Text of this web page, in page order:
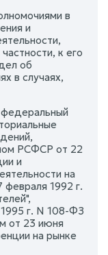
в
и
к его
об
в случаях,
РСФСР от 22
и
на
1992 г.
г. N 108-ФЗ
от 23 июня
на рынке